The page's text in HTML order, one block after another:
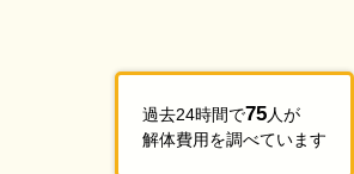
過去24時間で75人が
解体費用を調べています